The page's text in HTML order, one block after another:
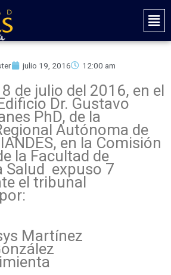
Main
julio 19, 2016 12:00 am
de julio del 2016, en el
Dr. Gustavo
PhD, de la
Autónoma de
en la Comisión
la Facultad de
Salud expuso 7
el tribunal
Martínez